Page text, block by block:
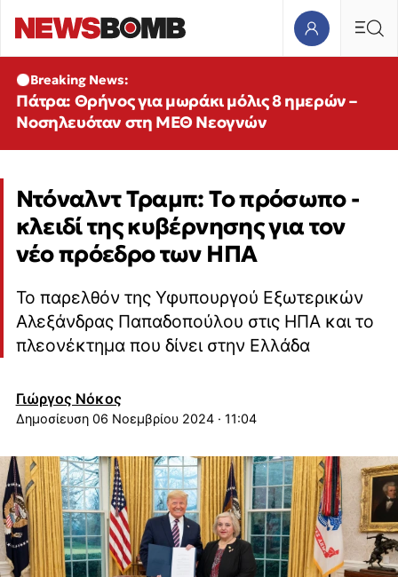
Breaking News:
Πάτρα: Θρήνος για μωράκι μόλις 8 ημερών –
Νοσηλευόταν στη ΜΕΘ Νεογνών
Ντόναλντ Τραμπ: Το πρόσωπο -
κλειδί της κυβέρνησης για τον
νέο πρόεδρο των ΗΠΑ
Το παρελθόν της Υφυπουργού Εξωτερικών
Αλεξάνδρας Παπαδοπούλου στις ΗΠΑ και το
πλεονέκτημα που δίνει στην Ελλάδα
Γιώργος Νόκος
06 Νοεμβρίου 2024 · 11:04